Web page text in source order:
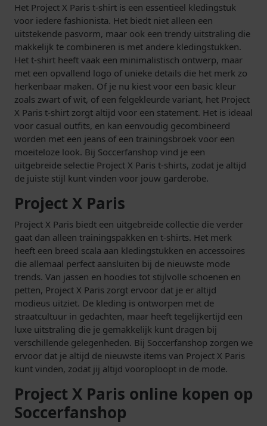
Het Project X Paris t-shirt is een essentieel kledingstuk
voor iedere fashionista. Het biedt niet alleen een
uitstekende pasvorm, maar ook een trendy uitstraling die
makkelijk te combineren is met andere kledingstukken.
Het t-shirt heeft vaak een minimalistisch ontwerp, maar
met een opvallend logo of unieke details die het merk zo
herkenbaar maken. Of je nu kiest voor een basic kleur
zoals zwart of wit, of een felgekleurde variant, het Project
X Paris t-shirt zorgt altijd voor een statement. Het is ideaal
voor casual outfits, en kan eenvoudig gecombineerd
worden met een jeans of een trainingsbroek voor een
moeiteloze look. Bij Soccerfanshop vind je een
uitgebreide selectie Project X Paris t-shirts, zodat je altijd
de juiste stijl kunt vinden voor jouw garderobe.
Project X Paris
Project X Paris biedt een uitgebreide collectie die verder
gaat dan alleen trainingspakken en t-shirts. Het merk
heeft een breed scala aan kledingstukken en accessoires
die allemaal perfect aansluiten bij de nieuwste mode
trends. Van jassen en hoodies tot stijlvolle schoenen en
petten, Project X Paris zorgt ervoor dat je er altijd
modieus uitziet. De kleding is ontworpen met de
straatcultuur in gedachten, maar heeft tegelijkertijd een
luxe uitstraling die je gemakkelijk kunt dragen bij
verschillende gelegenheden. Bij Soccerfanshop zorgen we
ervoor dat je altijd de nieuwste items van Project X Paris
kunt vinden, zodat jij altijd vooroploopt in de mode.
Project X Paris online kopen op
Soccerfanshop